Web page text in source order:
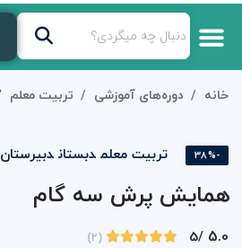
خانه دوره‌های آموزشی تربیت معلم
-38% تربیت معلم دبستان دبیرستان
همایش پرش سه گام
5.0
/5
(2)